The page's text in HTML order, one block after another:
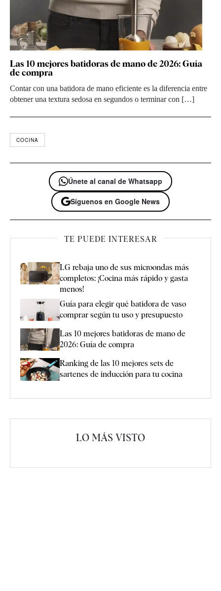
Las 10 mejores batidoras de mano de 2026: Guía
de compra
Contar con una batidora de mano eficiente es la diferencia entre
obtener una textura sedosa en segundos o terminar con […]
COCINA
Únete al canal de Whatsapp
Síguenos en Google News
TE PUEDE INTERESAR
LG rebaja uno de sus microondas más
completos: ¡Cocina más rápido y gasta
menos!
Guía para elegir qué batidora de vaso
comprar según tu uso y presupuesto
Las 10 mejores batidoras de mano de
2026: Guía de compra
Ranking de las 10 mejores sets de
sartenes de inducción para tu cocina
LO MÁS VISTO